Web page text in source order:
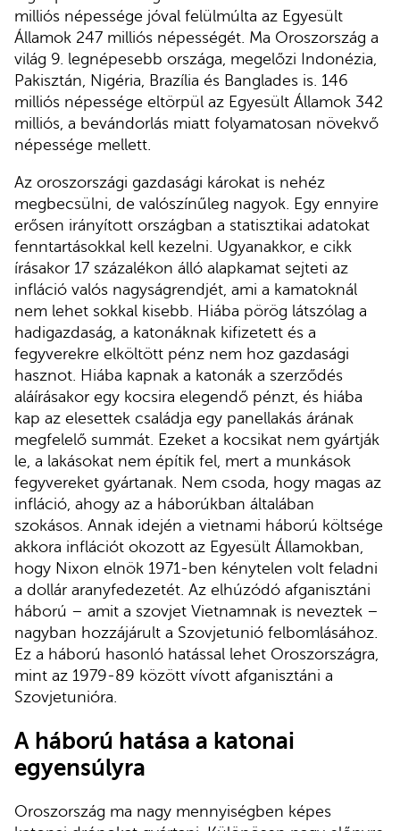
milliós népessége jóval felülmúlta az Egyesült
Államok 247 milliós népességét. Ma Oroszország a
világ 9. legnépesebb országa, megelőzi Indonézia,
Pakisztán, Nigéria, Brazília és Banglades is. 146
milliós népessége eltörpül az Egyesült Államok 342
milliós, a bevándorlás miatt folyamatosan növekvő
népessége mellett.
Az oroszországi gazdasági károkat is nehéz
megbecsülni, de valószínűleg nagyok. Egy ennyire
erősen irányított országban a statisztikai adatokat
fenntartásokkal kell kezelni. Ugyanakkor, e cikk
írásakor 17 százalékon álló alapkamat sejteti az
infláció valós nagyságrendjét, ami a kamatoknál
nem lehet sokkal kisebb. Hiába pörög látszólag a
hadigazdaság, a katonáknak kifizetett és a
fegyverekre elköltött pénz nem hoz gazdasági
hasznot. Hiába kapnak a katonák a szerződés
aláírásakor egy kocsira elegendő pénzt, és hiába
kap az elesettek családja egy panellakás árának
megfelelő summát. Ezeket a kocsikat nem gyártják
le, a lakásokat nem építik fel, mert a munkások
fegyvereket gyártanak. Nem csoda, hogy magas az
infláció, ahogy az a háborúkban általában
szokásos. Annak idején a vietnami háború költsége
akkora inflációt okozott az Egyesült Államokban,
hogy Nixon elnök 1971-ben kénytelen volt feladni
a dollár aranyfedezetét. Az elhúzódó afganisztáni
háború – amit a szovjet Vietnamnak is neveztek –
nagyban hozzájárult a Szovjetunió felbomlásához.
Ez a háború hasonló hatással lehet Oroszországra,
mint az 1979-89 között vívott afganisztáni a
Szovjetunióra.
A háború hatása a katonai
egyensúlyra
Oroszország ma nagy mennyiségben képes